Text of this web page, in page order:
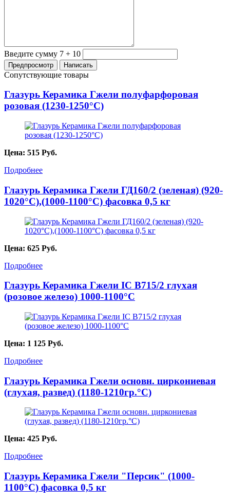
Введите сумму 7 + 10
Сопутствующие товары
Глазурь Керамика Гжели полуфарфоровая
розовая (1230-1250°С)
Цена: 515 Руб.
Подробнее
Глазурь Керамика Гжели ГД160/2 (зеленая) (920-
1020°С),(1000-1100°С) фасовка 0,5 кг
Цена: 625 Руб.
Подробнее
Глазурь Керамика Гжели IC B715/2 глухая
(розовое железо) 1000-1100°С
Цена: 1 125 Руб.
Подробнее
Глазурь Керамика Гжели основн. циркониевая
(глухая, развед) (1180-1210гр.°С)
Цена: 425 Руб.
Подробнее
Глазурь Керамика Гжели "Персик" (1000-
1100°С) фасовка 0,5 кг